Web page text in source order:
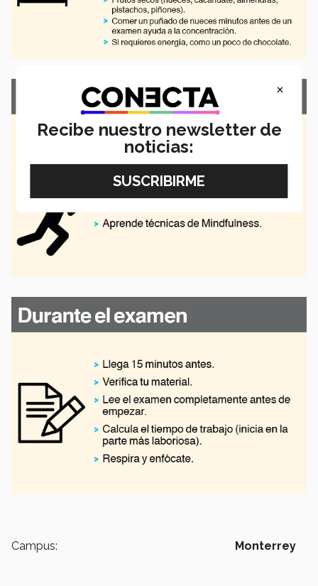
Campus: Monterrey
×
Recibe nuestro newsletter de
noticias: